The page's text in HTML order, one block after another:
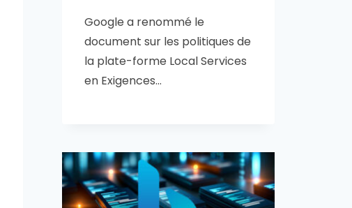
Google a renommé le
document sur les politiques de
la plate-forme Local Services
en Exigences…